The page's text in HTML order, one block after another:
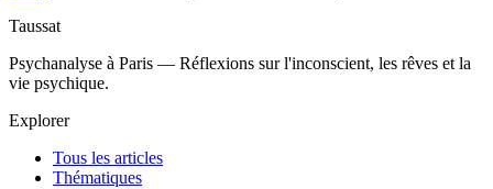
Taussat
Psychanalyse à Paris — Réflexions sur l'inconscient, les rêves et la
vie psychique.
Explorer
Tous les articles
Thématiques